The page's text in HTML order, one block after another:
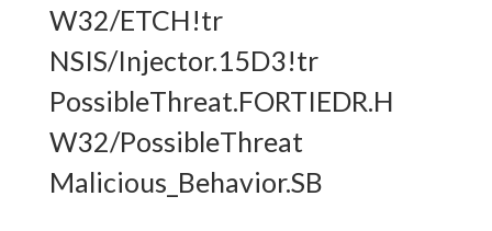
W32/ETCH!tr
NSIS/Injector.15D3!tr
PossibleThreat.FORTIEDR.H
W32/PossibleThreat
Malicious_Behavior.SB